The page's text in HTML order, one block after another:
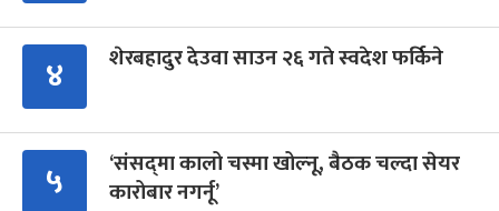
४ शेरबहादुर देउवा साउन २६ गते स्वदेश फर्किने
५
‘संसद्‍मा कालो चस्मा खोल्नू, बैठक चल्दा सेयर
कारोबार नगर्नू’